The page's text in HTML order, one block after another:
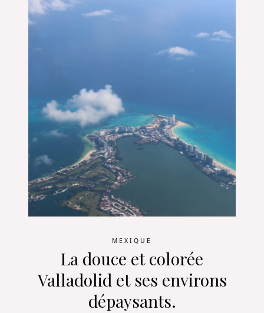
MEXIQUE
La douce et colorée
Valladolid et ses environs
dépaysants.